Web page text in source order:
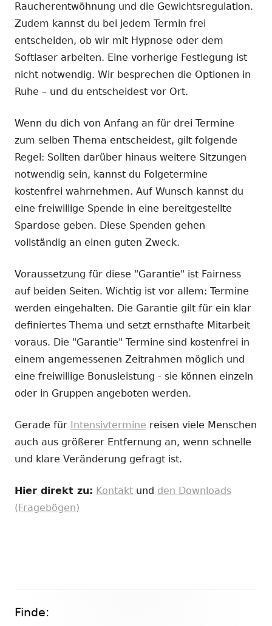
Raucherentwöhnung und die Gewichtsregulation.
Zudem kannst du bei jedem Termin frei
entscheiden, ob wir mit Hypnose oder dem
Softlaser arbeiten. Eine vorherige Festlegung ist
nicht notwendig. Wir besprechen die Optionen in
Ruhe – und du entscheidest vor Ort.
Wenn du dich von Anfang an für drei Termine
zum selben Thema entscheidest, gilt folgende
Regel: Sollten darüber hinaus weitere Sitzungen
notwendig sein, kannst du Folgetermine
kostenfrei wahrnehmen. Auf Wunsch kannst du
eine freiwillige Spende in eine bereitgestellte
Spardose geben. Diese Spenden gehen
vollständig an einen guten Zweck.
Voraussetzung für diese "Garantie" ist Fairness
auf beiden Seiten. Wichtig ist vor allem: Termine
werden eingehalten. Die Garantie gilt für ein klar
definiertes Thema und setzt ernsthafte Mitarbeit
voraus. Die "Garantie" Termine sind kostenfrei in
einem angemessenen Zeitrahmen möglich und
eine freiwillige Bonusleistung - sie können einzeln
oder in Gruppen angeboten werden.
Gerade für Intensivtermine reisen viele Menschen
auch aus größerer Entfernung an, wenn schnelle
und klare Veränderung gefragt ist.
Hier direkt zu: Kontakt und den Downloads
(Fragebögen)
Haupt-
Finde: